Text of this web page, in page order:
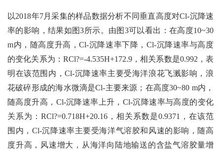
以2018年7月采集的样品数据分析不同垂直高度对Cl-沉降速
率的影响，结果如图3所示。由图3可以看出：在高度10~30
m内，随高度升高，Cl-沉降速率下降，Cl-沉降速率与高度
的变化关系为：RCl?=-4.535H+172.9，相关系数是0.992，表
明在该范围内，Cl-沉降速率主要受海洋浪花飞溅影响，浪
花破碎形成的海水微滴是Cl-主要来源；在高度30~80 m内，
随高度升高，Cl-沉降速率上升，Cl-沉降速率与高度的变化
关系为：RCl?=0.718H+20.16，相关系数是0.9371，在该范
围内，Cl-沉降速率主要受海洋气溶胶和风速的影响，随高
度升高，风速增大，从海洋向陆地输送的含盐气溶胶量增